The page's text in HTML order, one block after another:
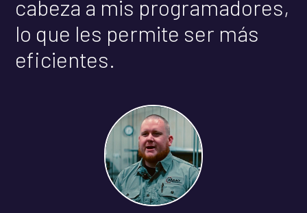
cabeza a mis programadores,
lo que les permite ser más
eficientes.